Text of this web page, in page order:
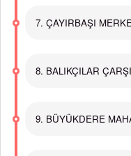
7. ÇAYIRBAŞI
8. BALIKÇILAR
9. BÜYÜKDERE